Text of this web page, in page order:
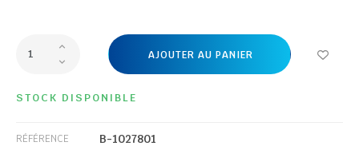
AJOUTER AU PANIER
STOCK DISPONIBLE
RÉFÉRENCE B-1027801